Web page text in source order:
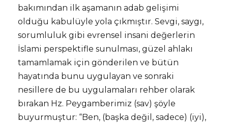
bakımından ilk aşamanın adab gelişimi
olduğu kabulüyle yola çıkmıştır. Sevgi, saygı,
sorumluluk gibi evrensel insani değerlerin
İslami perspektifle sunulması, güzel ahlakı
tamamlamak için gönderilen ve bütün
hayatında bunu uygulayan ve sonraki
nesillere de bu uygulamaları rehber olarak
bırakan Hz. Peygamberimiz (sav) şöyle
buyurmuştur: “Ben, (başka değil, sadece) (iyi),